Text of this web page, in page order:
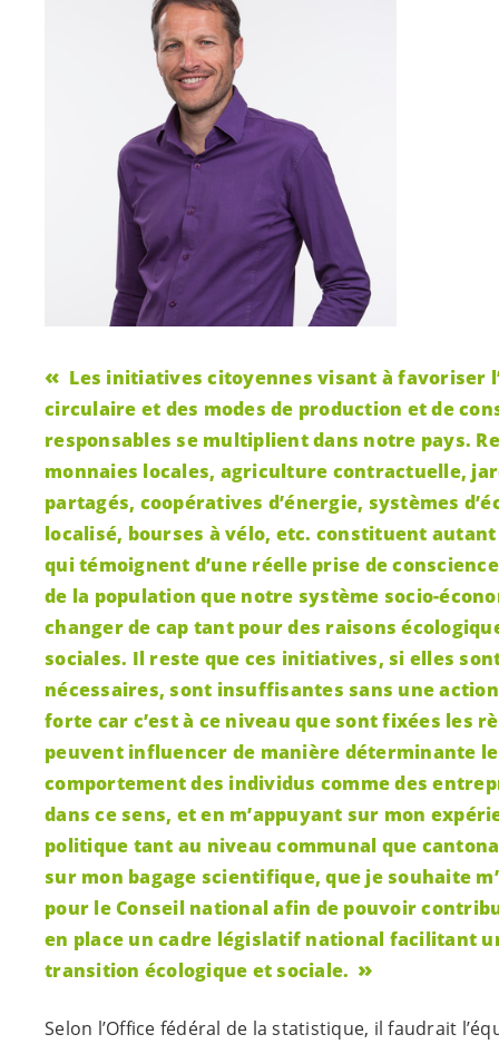
Les initiatives citoyennes visant à favoriser
circulaire et des modes de production et de
responsables se multiplient dans notre pays.
monnaies locales, agriculture contractuelle,
partagés, coopératives d’énergie, systèmes
localisé, bourses à vélo, etc. constituent autant
qui témoignent d’une réelle prise de
de la population que notre système socio-
changer de cap tant pour des raisons
sociales. Il reste que ces initiatives, si elles
nécessaires, sont insuffisantes sans une
forte car c’est à ce niveau que sont fixées les
peuvent influencer de manière déterminante le
comportement des individus comme des
dans ce sens, et en m’appuyant sur mon
politique tant au niveau communal que
sur mon bagage scientifique, que je souhaite
pour le Conseil national afin de pouvoir
en place un cadre législatif national facilitant
transition écologique et sociale.
Selon l’Office fédéral de la statistique, il faudrait